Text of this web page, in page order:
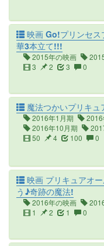
映画 Go!プリンセ
華3本立て!!!
2015年の映画
3
2 3 0
魔法つかいプリキュ
2016年1月期
2016年10月期
50
4 100 0
映画 プリキュアオ
う♪奇跡の魔法!
2016年の映画
1
2 1 0